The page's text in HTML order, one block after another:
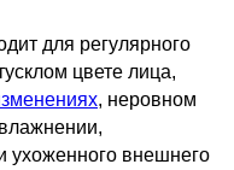
для регулярного
цвете лица,
, неровном
ухоженного внешнего